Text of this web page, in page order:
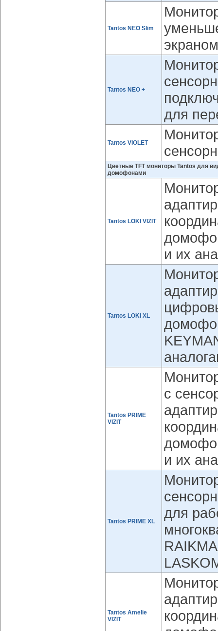
Tantos NEO Slim
Tantos NEO +
для
Tantos VIOLET
Цветные TFT мониторы Tantos для
домофонами
Tantos LOKI VIZIT
и их
Tantos LOKI XL
Tantos PRIME
VIZIT
с
и их
Tantos PRIME XL
для
Tantos Amelie
VIZIT